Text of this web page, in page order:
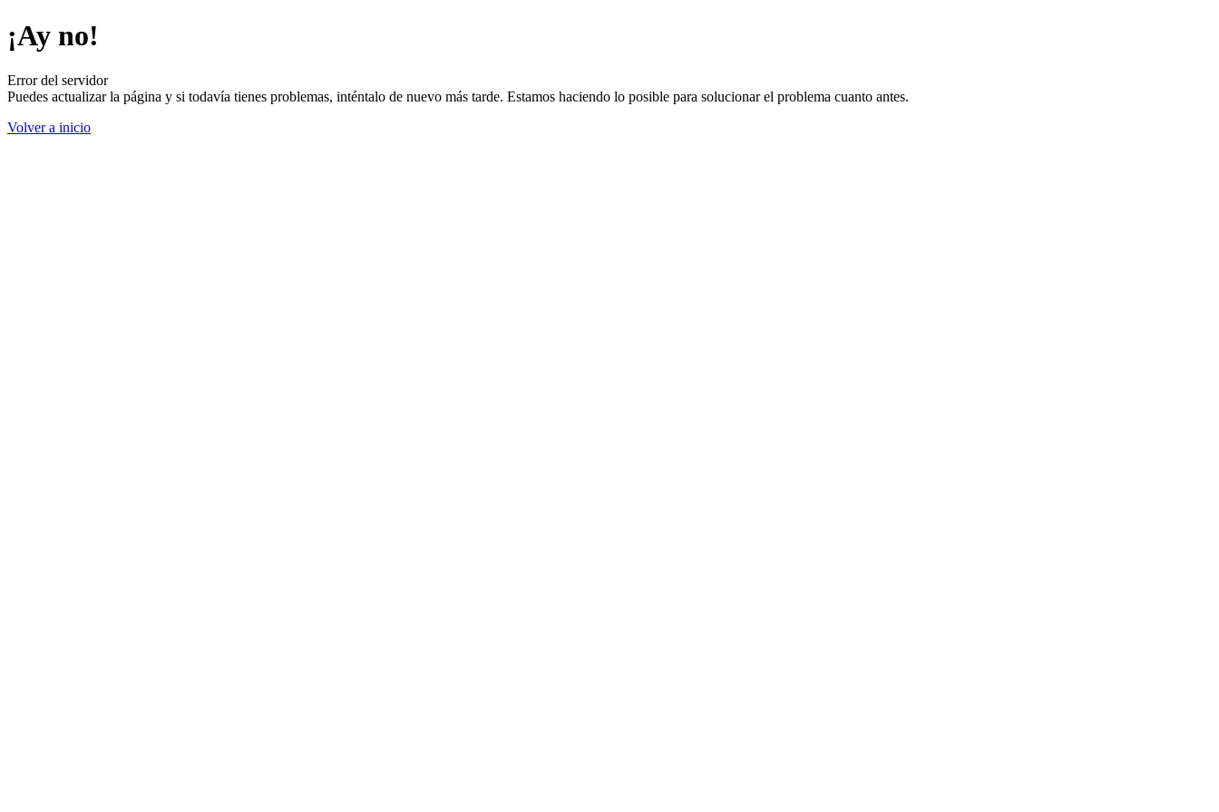
¡Ay no!
Error del servidor
Puedes actualizar la página y si todavía tienes problemas, inténtalo de nuevo más tarde. Estamos haciendo lo posible para solucionar el problema cuanto antes.
Volver a inicio